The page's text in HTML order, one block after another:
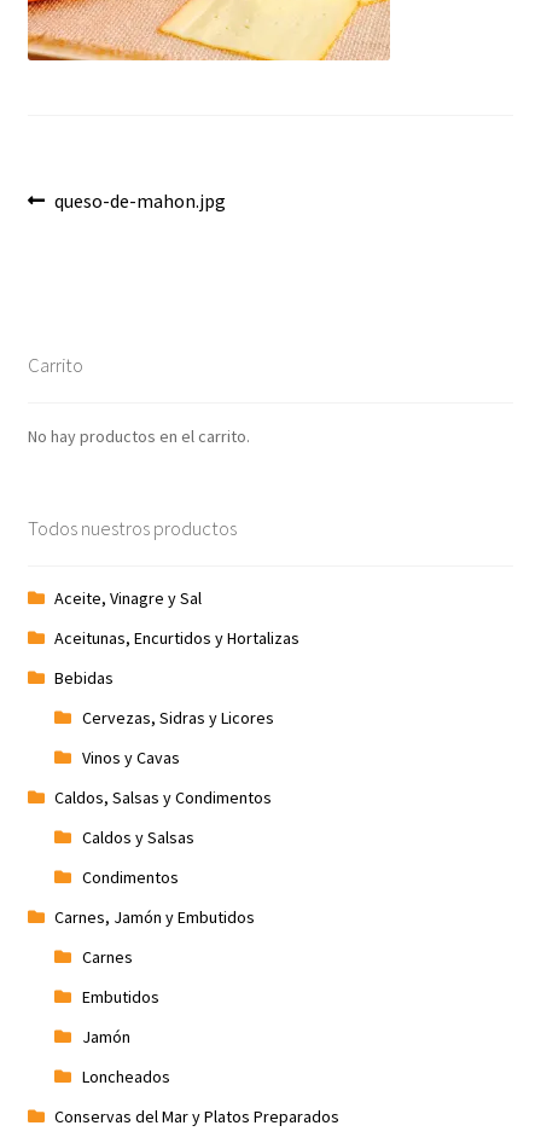
Finalizar compra
Métodos de pago
Pescados y Mariscos
Quienes somos
Términos y condiciones
Tienda
Navegación
Anterior:
queso-de-mahon.jpg
Carrito
No hay productos en el carrito.
Todos nuestros productos
Aceite, Vinagre y Sal
Aceitunas, Encurtidos y Hortalizas
Bebidas
Cervezas, Sidras y Licores
Vinos y Cavas
Caldos, Salsas y Condimentos
Caldos y Salsas
Condimentos
Carnes, Jamón y Embutidos
Carnes
Embutidos
Jamón
Loncheados
Conservas del Mar y Platos Preparados